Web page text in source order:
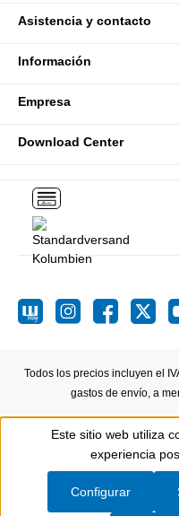
Asistencia y contacto
Información
Empresa
Download Center
Todos los precios incluyen el
gastos de envío, a
Show toolbar
Este sitio web utiliza
experiencia
Configurar